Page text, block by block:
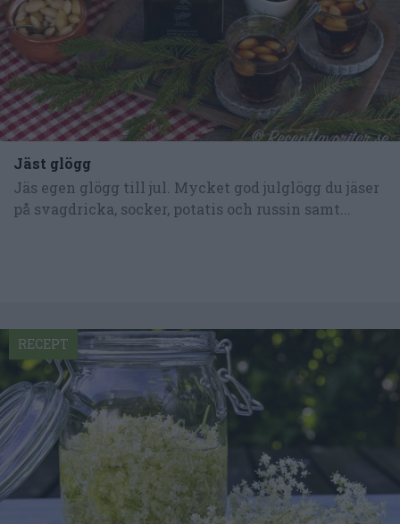
Jäst glögg
Jäs egen glögg till jul. Mycket god julglögg du jäser
på svagdricka, socker, potatis och russin samt...
RECEPT